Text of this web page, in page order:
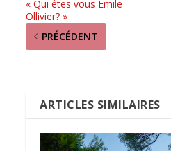
« Qui êtes vous Émile
Ollivier? »
PRÉCÉDENT
ARTICLES SIMILAIRES